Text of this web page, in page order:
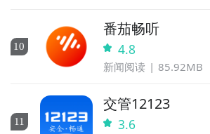
10
番茄畅听
4.8
新闻阅读 85.92MB
11
交管12123
3.6